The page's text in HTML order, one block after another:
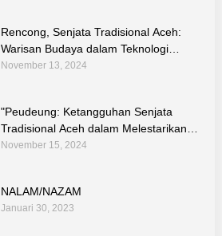
Rencong, Senjata Tradisional Aceh:
Warisan Budaya dalam Teknologi
Tradisional Indonesia
November 13, 2024
"Peudeung: Ketangguhan Senjata
Tradisional Aceh dalam Melestarikan
Kebudayaan dan Teknologi Warisan
November 15, 2024
NALAM/NAZAM
Januari 30, 2023